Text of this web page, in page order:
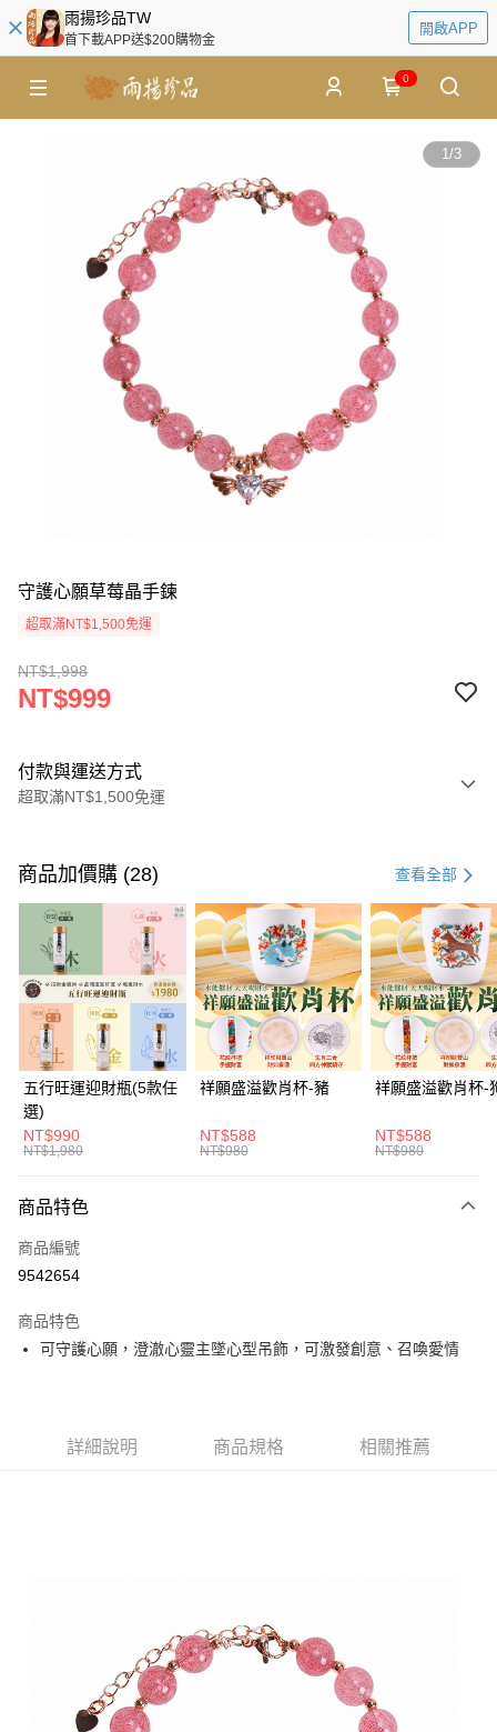
雨揚珍品TW
首下載APP送$200購物金
開啟APP
0
1/3
守護心願草莓晶手鍊
超取滿NT$1,500免運
NT$1,998
NT$999
付款與運送方式
超取滿NT$1,500免運
信用卡一次付款
LINE Pay
Apple Pay
街口支付
悠遊付
Google Pay
全支付
大哥付你分期
【大哥付你分期使用說明】
2.付款方式選擇「大哥付你分期」，訂單成立後會自動跳轉到大哥付的交易
流程，驗證手機門號後，選擇欲分期的期數、繳款截止日，確認付款後即完
3.實際核准額度、可分期數及費用金額請依後續交易確認頁面所載為準。
4.訂單成立30分鐘內，如未前往確認交易或遇審核未通過，訂單將自動取
消。如遇「轉專審核」未通過狀況，表示未達大哥付你分期系統評分，恕無
2.透過簡訊連結打開帳單後，可選擇「超商條碼／台灣大直營門市／銀行轉
由本公司與您本人進行分期帳單所需資料之確認、核對及更正。
3.完整用戶服務條款，請詳閱以下連結：https://oppay.tw/userRule
貨到付款
運送方式
付款後全家取貨(訂單門檻$4000以下)
每筆NT$120，滿NT$1,500(含以上)免運費
每筆NT$120，滿NT$1,800(含以上)免運費
商品加價購 (28) 查看全部
五行旺運迎財瓶(5款任
選)
NT$990
NT$1,980
祥願盛溢歡肖杯-豬
NT$588
NT$980
祥願盛溢歡肖杯-
NT$588
NT$980
商品特色
商品編號
9542654
商品特色
可守護心願，澄澈心靈主墜心型吊飾，可激發創意、召喚愛情
詳細說明 商品規格 相關推薦